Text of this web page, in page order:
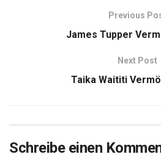
Previous
James Tupper
Next Post
Taika Waititi
Schreibe einen